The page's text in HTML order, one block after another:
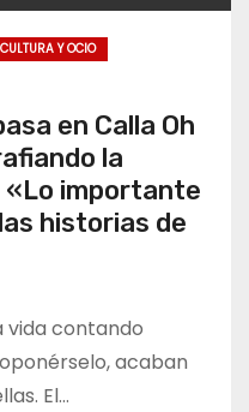
CULTURA Y OCIO
en Calla Oh
la
importante
historias de
vida contando
acaban
El…